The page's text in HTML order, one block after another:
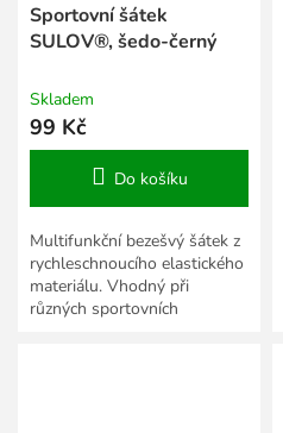
Sportovní šátek
SULOV®, šedo-černý
Skladem
99 Kč
Do košíku
Multifunkční bezešvý šátek z
rychleschnoucího elastického
materiálu. Vhodný při
různých sportovních